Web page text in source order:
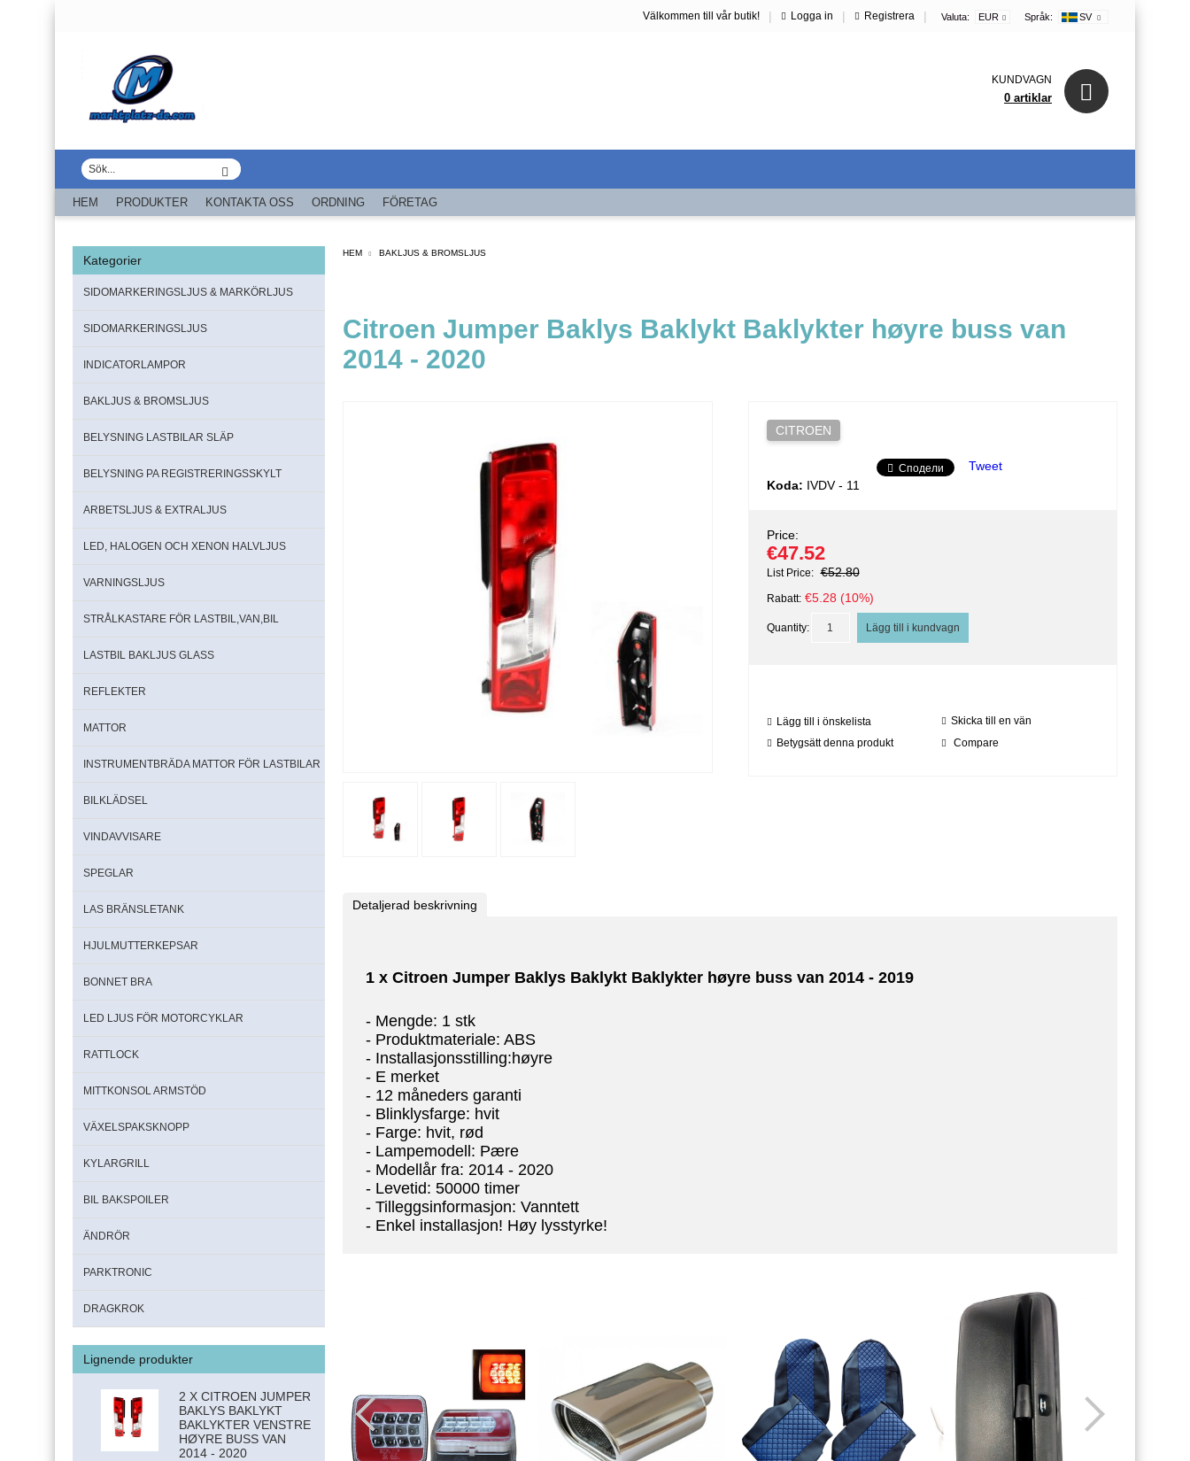
Välkommen till vår butik! | Logga in | Registrera | Valuta: EUR Språk: SV
KUNDVAGN
0 artiklar
HEM PRODUKTER KONTAKTA OSS ORDNING FÖRETAG
Kategorier
SIDOMARKERINGSLJUS & MARKÖRLJUS
SIDOMARKERINGSLJUS
INDICATORLAMPOR
BAKLJUS & BROMSLJUS
BELYSNING LASTBILAR SLÄP
BELYSNING PA REGISTRERINGSSKYLT
ARBETSLJUS & EXTRALJUS
LED, HALOGEN OCH XENON HALVLJUS
VARNINGSLJUS
STRÅLKASTARE FÖR LASTBIL,VAN,BIL
LASTBIL BAKLJUS GLASS
REFLEKTER
MATTOR
INSTRUMENTBRÄDA MATTOR FÖR LASTBILAR
BILKLÄDSEL
VINDAVVISARE
SPEGLAR
LAS BRÄNSLETANK
HJULMUTTERKEPSAR
BONNET BRA
LED LJUS FÖR MOTORCYKLAR
RATTLOCK
MITTKONSOL ARMSTÖD
VÄXELSPAKSKNOPP
KYLARGRILL
BIL BAKSPOILER
ÄNDRÖR
PARKTRONIC
DRAGKROK
Lignende produkter
2 X CITROEN JUMPER
BAKLYS BAKLYKT
BAKLYKTER VENSTRE
HØYRE BUSS VAN
2014 - 2020
HEM BAKLJUS & BROMSLJUS
Citroen Jumper Baklys Baklykt Baklykter høyre buss van
2014 - 2020
CITROEN
Сподели
Tweet
Koda: IVDV - 11
Price:
€47.52
List Price: €52.80
Rabatt: €5.28 (10%)
Quantity:
Lägg till i önskelista
Skicka till en vän
Betygsätt denna produkt
Compare
Detaljerad beskrivning
1 x Citroen Jumper Baklys Baklykt Baklykter høyre buss van 2014 - 2019
- Mengde: 1 stk
- Produktmateriale: ABS
- Installasjonsstilling:høyre
- E merket
- 12 måneders garanti
- Blinklysfarge: hvit
- Farge: hvit, rød
- Lampemodell: Pære
- Modellår fra: 2014 - 2020
- Levetid: 50000 timer
- Tilleggsinformasjon: Vanntett
- Enkel installasjon! Høy lysstyrke!